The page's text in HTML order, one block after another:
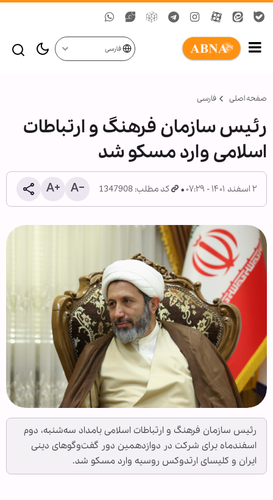
فارسی
صفحه اصلی فارسی
رئیس سازمان فرهنگ و ارتباطات
اسلامی وارد مسکو شد
۲ اسفند ۱۴۰۱ - ۰۷:۲۹ کد مطلب: 1347908
رئیس سازمان فرهنگ و ارتباطات اسلامی بامداد سه‌شنبه، دوم
اسفندماه برای شرکت در دوازدهمین دور گفت‌وگوهای دینی
ایران و کلیسای ارتدوکس روسیه وارد مسکو شد.